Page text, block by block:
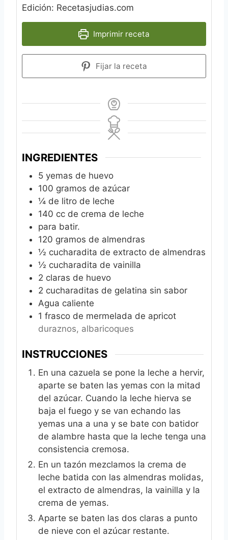
Edición: Recetasjudias.com
Imprimir receta
Fijar la receta
INGREDIENTES
5 yemas de huevo
100 gramos de azúcar
¼ de litro de leche
140 cc de crema de leche
para batir.
120 gramos de almendras
½ cucharadita de extracto de almendras
½ cucharadita de vainilla
2 claras de huevo
2 cucharaditas de gelatina sin sabor
Agua caliente
1 frasco de mermelada de apricot
duraznos, albaricoques
INSTRUCCIONES
En una cazuela se pone la leche a hervir,
aparte se baten las yemas con la mitad
del azúcar. Cuando la leche hierva se
baja el fuego y se van echando las
yemas una a una y se bate con batidor
de alambre hasta que la leche tenga una
consistencia cremosa.
En un tazón mezclamos la crema de
leche batida con las almendras molidas,
el extracto de almendras, la vainilla y la
crema de yemas.
Aparte se baten las dos claras a punto
de nieve con el azúcar restante.